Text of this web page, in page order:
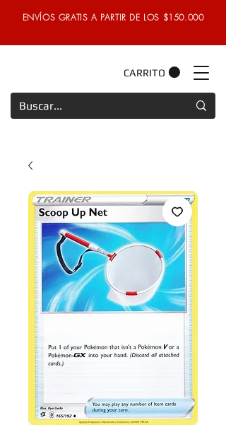
ENVÍOS GRATIS A PARTIR DE LOS $150.000
CARRITO